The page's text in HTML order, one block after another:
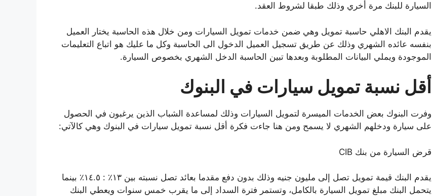
السيارة للبنك مرة أخري وذلك طبقا لشروط العقد.
يقدم البنك الاهلي حاسبة تمويل وهي ضمن خدمات تمويل السيارات ومن خلال هذه الحاسبة يختار العميل
بنفسه عائده الشهري وذلك عن طريق تسجيل العميل الدخول الى الحاسبة وكل ما عليك هو اتباع التعليمات
الموجودة ويملي البيانات المطلوبة وبعدها تبين الحاسبة الدخل الشهري بخصوص السيارة.
أقل نسبة تمويل سيارات في البنوك
وفرت البنوك بعض الخدمات الميسرة لتمويل السيارات وذلك لمساعدة الشباب الذين يرغبون في الحصول
على سيارة ودخلهم الشهري لا يسمح ومن هنا جاءت فكرة أقل نسبة تمويل سيارات في البنوك وهي كالآتي:
قرض السيارة من بنك CIB
يقدم البنك قيمة تمويل تصل إلى مليون جنيه وذلك بدون دفع مقدما بعائد تصل نسبته بين ١٣٪ : ١٤.٥٪ بينما
يتحمل البنك مبلغ تمويل السيارة بالكامل، وتستمر فترة السداد إلى ما يقرب خمس سنوات ويعطي البنك